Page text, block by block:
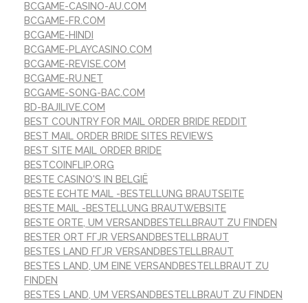
BCGAME-CASINO-AU.COM
BCGAME-FR.COM
BCGAME-HINDI
BCGAME-PLAYCASINO.COM
BCGAME-REVISE.COM
BCGAME-RU.NET
BCGAME-SONG-BAC.COM
BD-BAJILIVE.COM
BEST COUNTRY FOR MAIL ORDER BRIDE REDDIT
BEST MAIL ORDER BRIDE SITES REVIEWS
BEST SITE MAIL ORDER BRIDE
BESTCOINFLIP.ORG
BESTE CASINO'S IN BELGIË
BESTE ECHTE MAIL -BESTELLUNG BRAUTSEITE
BESTE MAIL -BESTELLUNG BRAUTWEBSITE
BESTE ORTE, UM VERSANDBESTELLBRAUT ZU FINDEN
BESTER ORT FГЈR VERSANDBESTELLBRAUT
BESTES LAND FГЈR VERSANDBESTELLBRAUT
BESTES LAND, UM EINE VERSANDBESTELLBRAUT ZU
FINDEN
BESTES LAND, UM VERSANDBESTELLBRAUT ZU FINDEN